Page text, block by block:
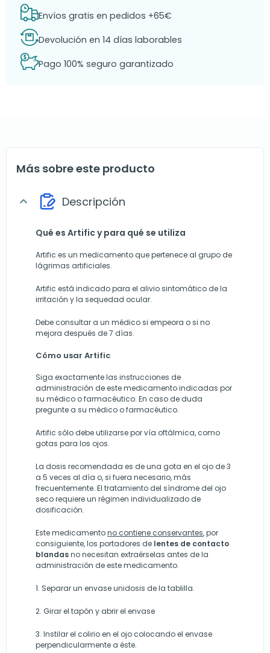
Envíos gratis en pedidos +65€
Devolución en 14 días laborables
Pago 100% seguro garantizado
Más sobre este producto
expand_more Descripción
Qué es Artific y para qué se utiliza
Artific es un medicamento que pertenece al grupo de
lágrimas artificiales.
Artific está indicado para el alivio sintomático de la
irritación y la sequedad ocular.
Debe consultar a un médico si empeora o si no
mejora después de 7 días.
Cómo usar Artific
Siga exactamente las instrucciones de
administración de este medicamento indicadas por
su médico o farmacéutico. En caso de duda
pregunte a su médico o farmacéutico.
Artific sólo debe utilizarse por vía oftálmica, como
gotas para los ojos.
La dosis recomendada es de una gota en el ojo de 3
a 5 veces al día o, si fuera necesario, más
frecuentemente. El tratamiento del síndrome del ojo
seco requiere un régimen individualizado de
dosificación.
Este medicamentono contiene conservantes, por
consiguiente, los portadores de lentes de contacto
blandasno necesitan extraérselas antes de la
administración de este medicamento.
1. Separar un envase unidosis de la tablilla.
2. Girar el tapón y abrir el envase
3. Instilar el colirio en el ojo colocando el envase
perpendicularmente a éste.